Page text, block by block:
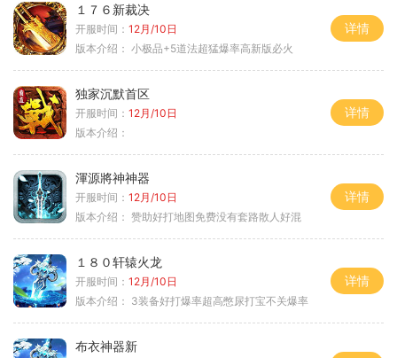
１７６新裁决
开服时间： 12月/10日
版本介绍： 小极品+5道法超猛爆率高新版必火
详情
独家沉默首区
开服时间： 12月/10日
版本介绍：
详情
渾源將神神器
开服时间： 12月/10日
版本介绍： 赞助好打地图免费没有套路散人好混
详情
１８０轩辕火龙
开服时间： 12月/10日
版本介绍： 3装备好打爆率超高憋尿打宝不关爆率
详情
布衣神器新